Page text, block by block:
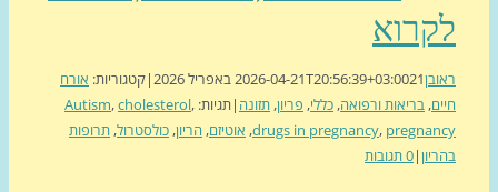
2026-04-21T20:56:39+03:00
|קטגוריות:אורח
בריאות ורפואה,כללי,פריון ,תזונה|תגיות: Autism,cholesterol,
drugs in pregnancy,
,אוטיזם,הריון,כולסטרול,תרופות